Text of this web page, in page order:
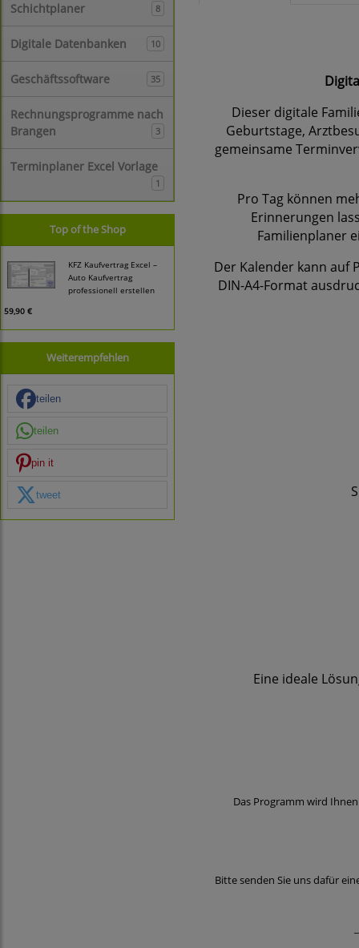
Schichtplaner
8
Digitale Datenbanken 10
Geschäftssoftware 35
Rechnungsprogramme nach
Brangen
3
Terminplaner Excel Vorlage
1
Top of the Shop
KFZ Kaufvertrag Excel –
Auto Kaufvertrag
professionell erstellen
59,90 €
Weiterempfehlen
teilen
teilen
pin it
tweet
Dieser digitale
Geburtstage,
gemeinsame
Pro Tag können
Erinnerungen
Familienplaner
Der Kalender kann auf
DIN-A4-Format
Eine ideale
Das Programm wird
Bitte senden Sie uns dafür